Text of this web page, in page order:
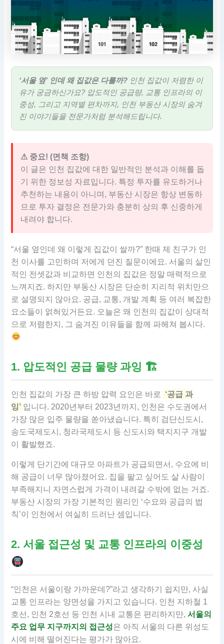
‘서울 옆’ 인데 왜 집값은 다를까? 인천 집값이 저렴한 이
유가 궁금하신가요? 압도적인 공급량, 교통 인프라의 이
중성, 그리고 지역별 편차까지, 인천 부동산 시장의 숨겨
진 이야기들을 전문가처럼 분석해드립니다.
⚠ 중요! (면책 조항)
이 글은 인천 집값에 대한 일반적인 분석과 이해를 돕
기 위한 정보성 자료입니다. 특정 투자를 유도하거나
추천하는 내용이 아니며, 부동산 시장은 항상 변동하
므로 투자 결정은 전문가와 충분히 상의 후 신중하게
내려야 합니다.
“서울 옆인데 왜 이렇게 집값이 쌀까?” 한때 제 친구가 인
천 이사를 고민하며 저에게 던진 질문이에요. 서울의 살인
적인 전셋값과 비교하면 인천의 집값은 정말 매력적으로
느껴지죠. 하지만 부동산 시장은 단순히 지리적 위치만으
로 설명되지 않아요. 공급, 교통, 개발 계획 등 여러 복잡한
요소들이 얽혀있거든요. 오늘은 왜 인천의 집값이 상대적
으로 저렴한지, 그 숨겨진 이유들을 함께 파헤쳐 봅시다.
1. 압도적인 공급 물량 과잉 🏗
인천 집값의 가장 큰 하방 압력 요인은 바로
‘공급 과
잉’ 입니다. 2020년부터 2023년까지, 인천은 수도권에서
가장 많은 입주 물량을 쏟아냈습니다. 특히 검단신도시,
송도국제도시, 청라국제도시 등 신도시와 택지지구 개발
이 활발했죠.
이렇게 단기간에 대규모 아파트가 공급되면서, 수요에 비
해 공급이 너무 많아졌어요. 집을 팔고 싶어도 살 사람이
부족해지니 자연스럽게 가격이 내려갈 수밖에 없는 거죠.
부동산 시장의 가장 기본적인 원리인 ‘수요와 공급의 법
칙’이 인천에서 여실히 드러난 셈입니다.
2. 서울 접근성 및 교통 인프라의 이중성
“인천은 서울이랑 가까운데?”라고 생각하기 쉽지만, 사실
교통 인프라는 양면성을 가지고 있습니다. 인천 지하철 1
호선, 인천 2호선 등 인천 시내 교통은 편리하지만,서울의
주요 업무 지구까지의 접근성은 아직 서울의 다른 위성도
시에 비해 떨어진다는 평가가 많아요.